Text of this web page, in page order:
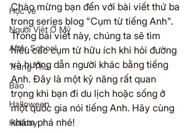
Học vẽ
Người Việt Ở Mỹ
After School
Trung Thu
Bão
Halloween
Holiday
Chào mừng bạn đến với bài viết thứ ba
trong series blog "Cụm từ tiếng Anh".
Trong bài viết này, chúng ta sẽ tìm
hiểu các cụm từ hữu ích khi hỏi đường
và hướng dẫn người khác bằng tiếng
Anh. Đây là một kỹ năng rất quan
trọng khi bạn đi du lịch hoặc sống ở
một quốc gia nói tiếng Anh. Hãy cùng
khám phá nhé!